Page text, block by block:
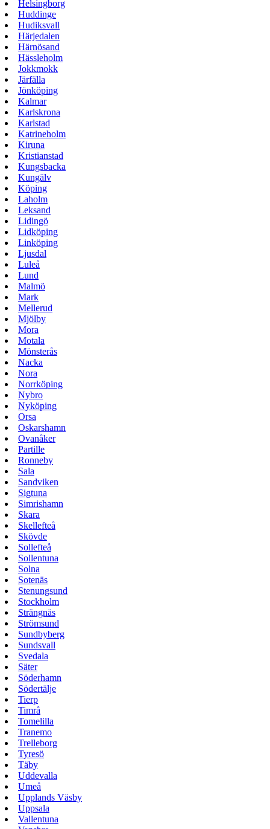
Helsingborg
Huddinge
Hudiksvall
Härjedalen
Härnösand
Hässleholm
Jokkmokk
Järfälla
Jönköping
Kalmar
Karlskrona
Karlstad
Katrineholm
Kiruna
Kristianstad
Kungsbacka
Kungälv
Köping
Laholm
Leksand
Lidingö
Lidköping
Linköping
Ljusdal
Luleå
Lund
Malmö
Mark
Mellerud
Mjölby
Mora
Motala
Mönsterås
Nacka
Nora
Norrköping
Nybro
Nyköping
Orsa
Oskarshamn
Ovanåker
Partille
Ronneby
Sala
Sandviken
Sigtuna
Simrishamn
Skara
Skellefteå
Skövde
Sollefteå
Sollentuna
Solna
Sotenäs
Stenungsund
Stockholm
Strängnäs
Strömsund
Sundbyberg
Sundsvall
Svedala
Säter
Söderhamn
Södertälje
Tierp
Timrå
Tomelilla
Tranemo
Trelleborg
Tyresö
Täby
Uddevalla
Umeå
Upplands Väsby
Uppsala
Vallentuna